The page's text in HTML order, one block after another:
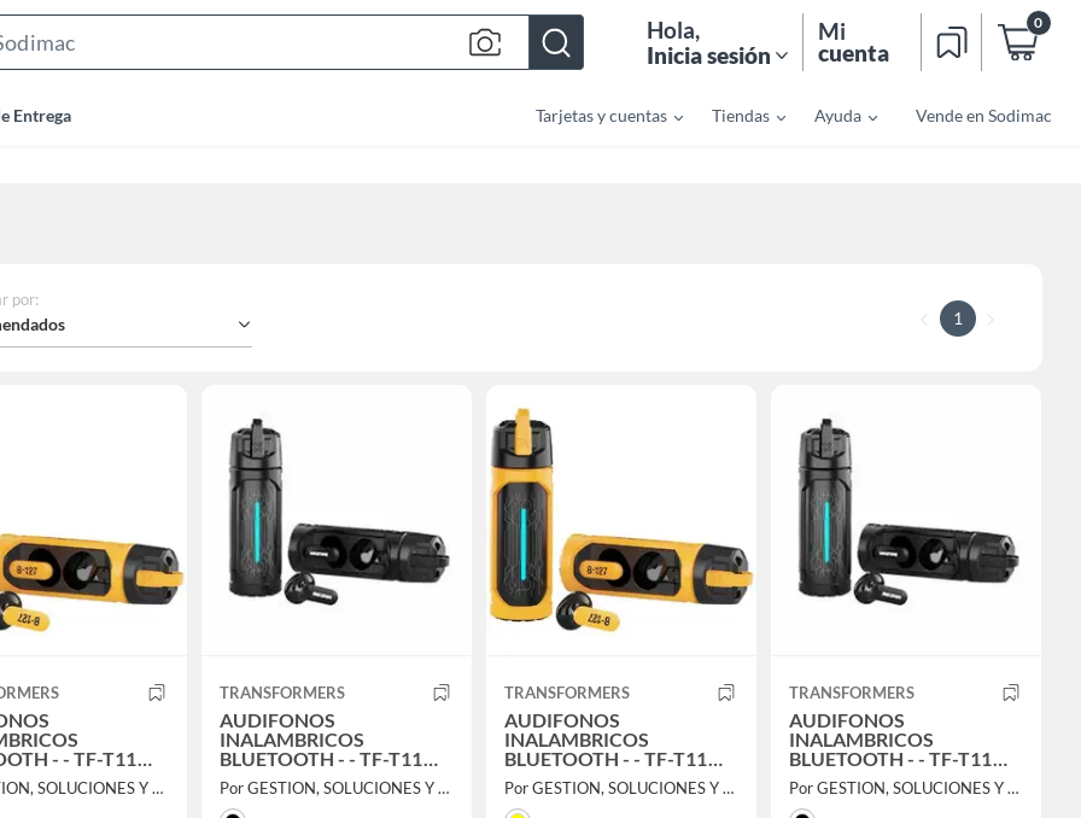
Bar
Hola,
Inicia sesión
Mi
cuenta
0
Entrega Tarjetas y cuentas Tiendas Ayuda Vende en Sodimac
por:
1
- - TF-T11
Por GESTION, SOLUCIONES Y SERVICIOS TECNOLÓGICAS SPA
TRANSFORMERS
AUDIFONOS
INALAMBRICOS
BLUETOOTH - - TF-T11
MEGATRON
Por GESTION, SOLUCIONES Y SERVICIOS TECNOLÓGICAS SPA
TRANSFORMERS
AUDIFONOS
INALAMBRICOS
BLUETOOTH - - TF-T11
BUMBLEBEE
Por GESTION, SOLUCIONES Y SERVICIOS TECNOLÓGICAS SPA
TRANSFORMERS
AUDIFONOS
INALAMBRICOS
BLUETOOTH - - TF-T11
MEGATRON
Por GESTION, SOLUCIONES Y SERVICIOS TECNOLÓGICAS SPA